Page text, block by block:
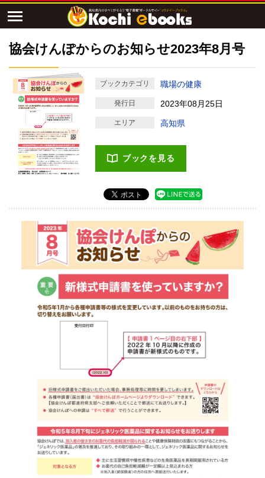
協会けんぽからのお知らせ2023年8月号
ブックカテゴリ 職場の健康
発行日 2023年08月25日
エリア 高知県
ブックを見る